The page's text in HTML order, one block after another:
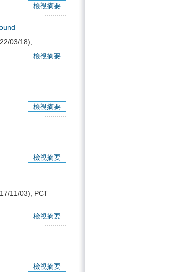
檢視摘要
03/18),
檢視摘要
檢視摘要
檢視摘要
11/03), PCT
檢視摘要
檢視摘要